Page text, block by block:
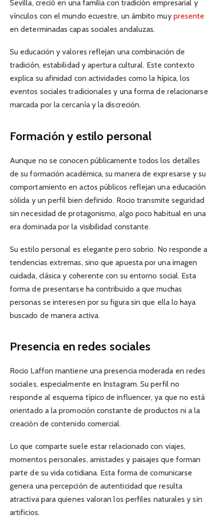
Sevilla, creció en una familia con tradición empresarial y
vínculos con el mundo ecuestre, un ámbito muypresente
en determinadas capas sociales andaluzas.
Su educación y valores reflejan una combinación de
tradición, estabilidad y apertura cultural. Este contexto
explica su afinidad con actividades como la hípica, los
eventos sociales tradicionales y una forma de relacionarse
marcada por la cercanía y la discreción.
Formación y estilo personal
Aunque no se conocen públicamente todos los detalles
de su formación académica, su manera de expresarse y su
comportamiento en actos públicos reflejan una educación
sólida y un perfil bien definido. Rocio transmite seguridad
sin necesidad de protagonismo, algo poco habitual en una
era dominada por la visibilidad constante.
Su estilo personal es elegante pero sobrio. No responde a
tendencias extremas, sino que apuesta por una imagen
cuidada, clásica y coherente con su entorno social. Esta
forma de presentarse ha contribuido a que muchas
personas se interesen por su figura sin que ella lo haya
buscado de manera activa.
Presencia en redes sociales
Rocio Laffon mantiene una presencia moderada en redes
sociales, especialmente en Instagram. Su perfil no
responde al esquema típico de influencer, ya que no está
orientado a la promoción constante de productos ni a la
creación de contenido comercial.
Lo que comparte suele estar relacionado con viajes,
momentos personales, amistades y paisajes que forman
parte de su vida cotidiana. Esta forma de comunicarse
genera una percepción de autenticidad que resulta
atractiva para quienes valoran los perfiles naturales y sin
artificios.